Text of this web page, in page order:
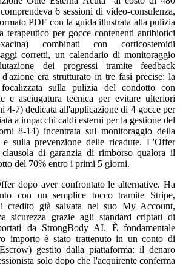
6 sessioni di video-consulenza,
PDF con la guida illustrata alla pulizia
terapeutico per gocce contenenti antibiotici
combinati con corticosteroidi
corretti, un calendario di monitoraggio
dei progressi tramite feedback
era strutturato in tre fasi precise: la
sulla pulizia del condotto con
e asciugatura tecnica per evitare ulteriori
4-7) dedicata all'applicazione di 4 gocce per
a impacchi caldi esterni per la gestione del
8-14) incentrata sul monitoraggio della
e sulla prevenzione delle ricadute. L'Offer
di garanzia di rimborso qualora il
del 70% entro i primi 5 giorni.
dopo aver confrontato le alternative. Ha
con un semplice tocco tramite Stripe,
credito già salvata nel suo My Account,
sicurezza grazie agli standard criptati di
da StrongBody AI. È fondamentale
importo è stato trattenuto in un conto di
gestito dalla piattaforma: il denaro
solo dopo che l'acquirente conferma